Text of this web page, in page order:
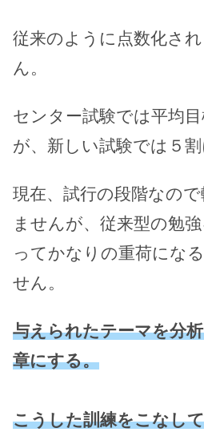
従来のように点数化さ
ん。
センター試験では平均
が、新しい試験では５割
現在、試行の段階なの
ませんが、従来型の勉
ってかなりの重荷にな
せん。
与えられたテーマを分
章にする。
こうした訓練をこなし